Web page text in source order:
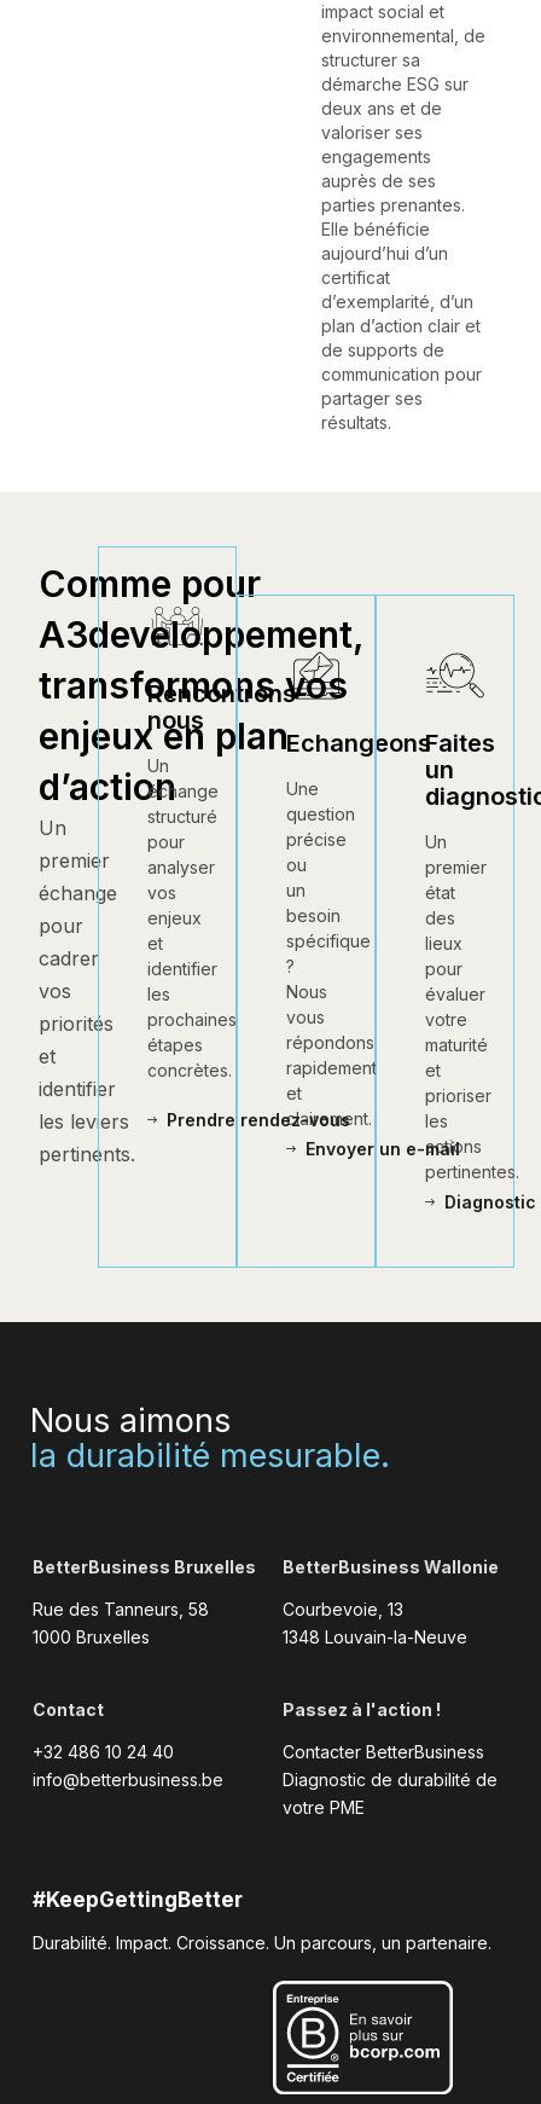
impact social et
environnemental, de
structurer sa
démarche ESG sur
deux ans et de
valoriser ses
engagements
auprès de ses
parties prenantes.
Elle bénéficie
aujourd’hui d’un
certificat
d’exemplarité, d’un
plan d’action clair et
de supports de
communication pour
partager ses
résultats.
Comme pour
A3developpement,
transformons vos
enjeux en plan
d’action
Un
premier
échange
pour
cadrer
vos
priorités
et
identifier
les leviers
pertinents.
Rencontrons-
nous
Un
échange
structuré
pour
analyser
vos
enjeux
et
identifier
les
prochaines
étapes
concrètes.
Prendre rendez-vous
Echangeons
Une
question
précise
ou
un
besoin
spécifique
?
Nous
vous
répondons
rapidement
et
clairement.
Envoyer un e-mail
Faites
un
Un
premier
état
des
lieux
pour
évaluer
votre
maturité
et
prioriser
les
actions
pertinentes.
Nous aimons
la durabilité mesurable.
BetterBusiness Bruxelles
Rue des Tanneurs, 58
1000 Bruxelles
BetterBusiness Wallonie
Courbevoie, 13
1348 Louvain-la-Neuve
Contact
+32 486 10 24 40
info@betterbusiness.be
Passez à l'action !
Contacter BetterBusiness
Diagnostic de durabilité de
votre PME
#KeepGettingBetter
Durabilité. Impact. Croissance. Un parcours, un partenaire.